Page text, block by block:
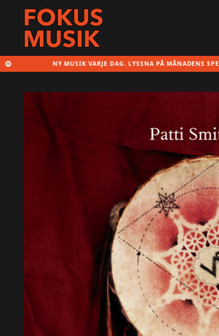
NY MUSIK VARJE DAG. LYSSNA PÅ MÅNADENS SPELLISTA HÄR!